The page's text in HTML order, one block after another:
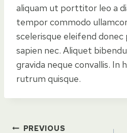
aliquam ut porttitor leo a
tempor commodo
scelerisque eleifend
sapien nec. Aliquet
gravida neque convallis. In
rutrum quisque.
PREVIOUS